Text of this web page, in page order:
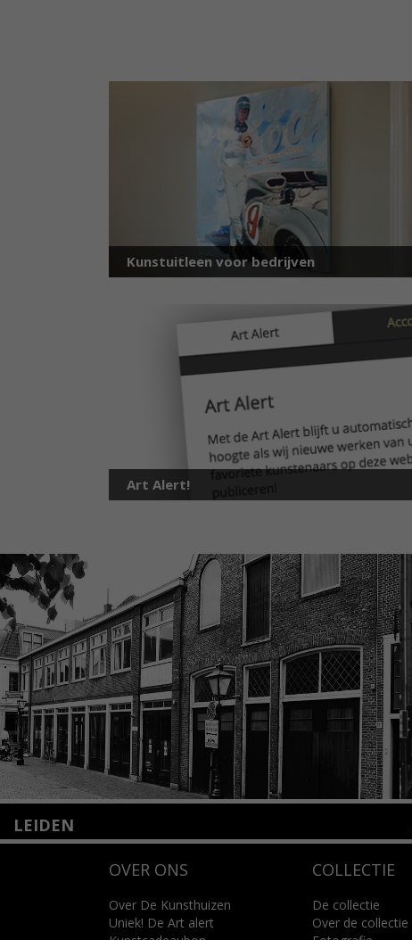
Kunstuitleen voor bedrijven
Art Alert!
LEIDEN
info@kunsthuisleiden.nl
OVER ONS
Over De Kunsthuizen
Uniek! De Art alert
COLLECTIE
De collectie
Over de collectie